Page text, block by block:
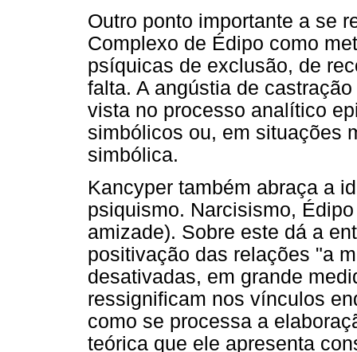
Outro ponto importante a se
Complexo de Édipo como
psíquicas de exclusão, de
falta. A angústia de
vista no processo analítico
simbólicos ou, em situações
simbólica.
Kancyper também abraça a
psiquismo. Narcisismo,
amizade). Sobre este dá a
positivação das relações "a
desativadas, em grande
ressignificam nos vínculos
como se processa a
teórica que ele apresenta